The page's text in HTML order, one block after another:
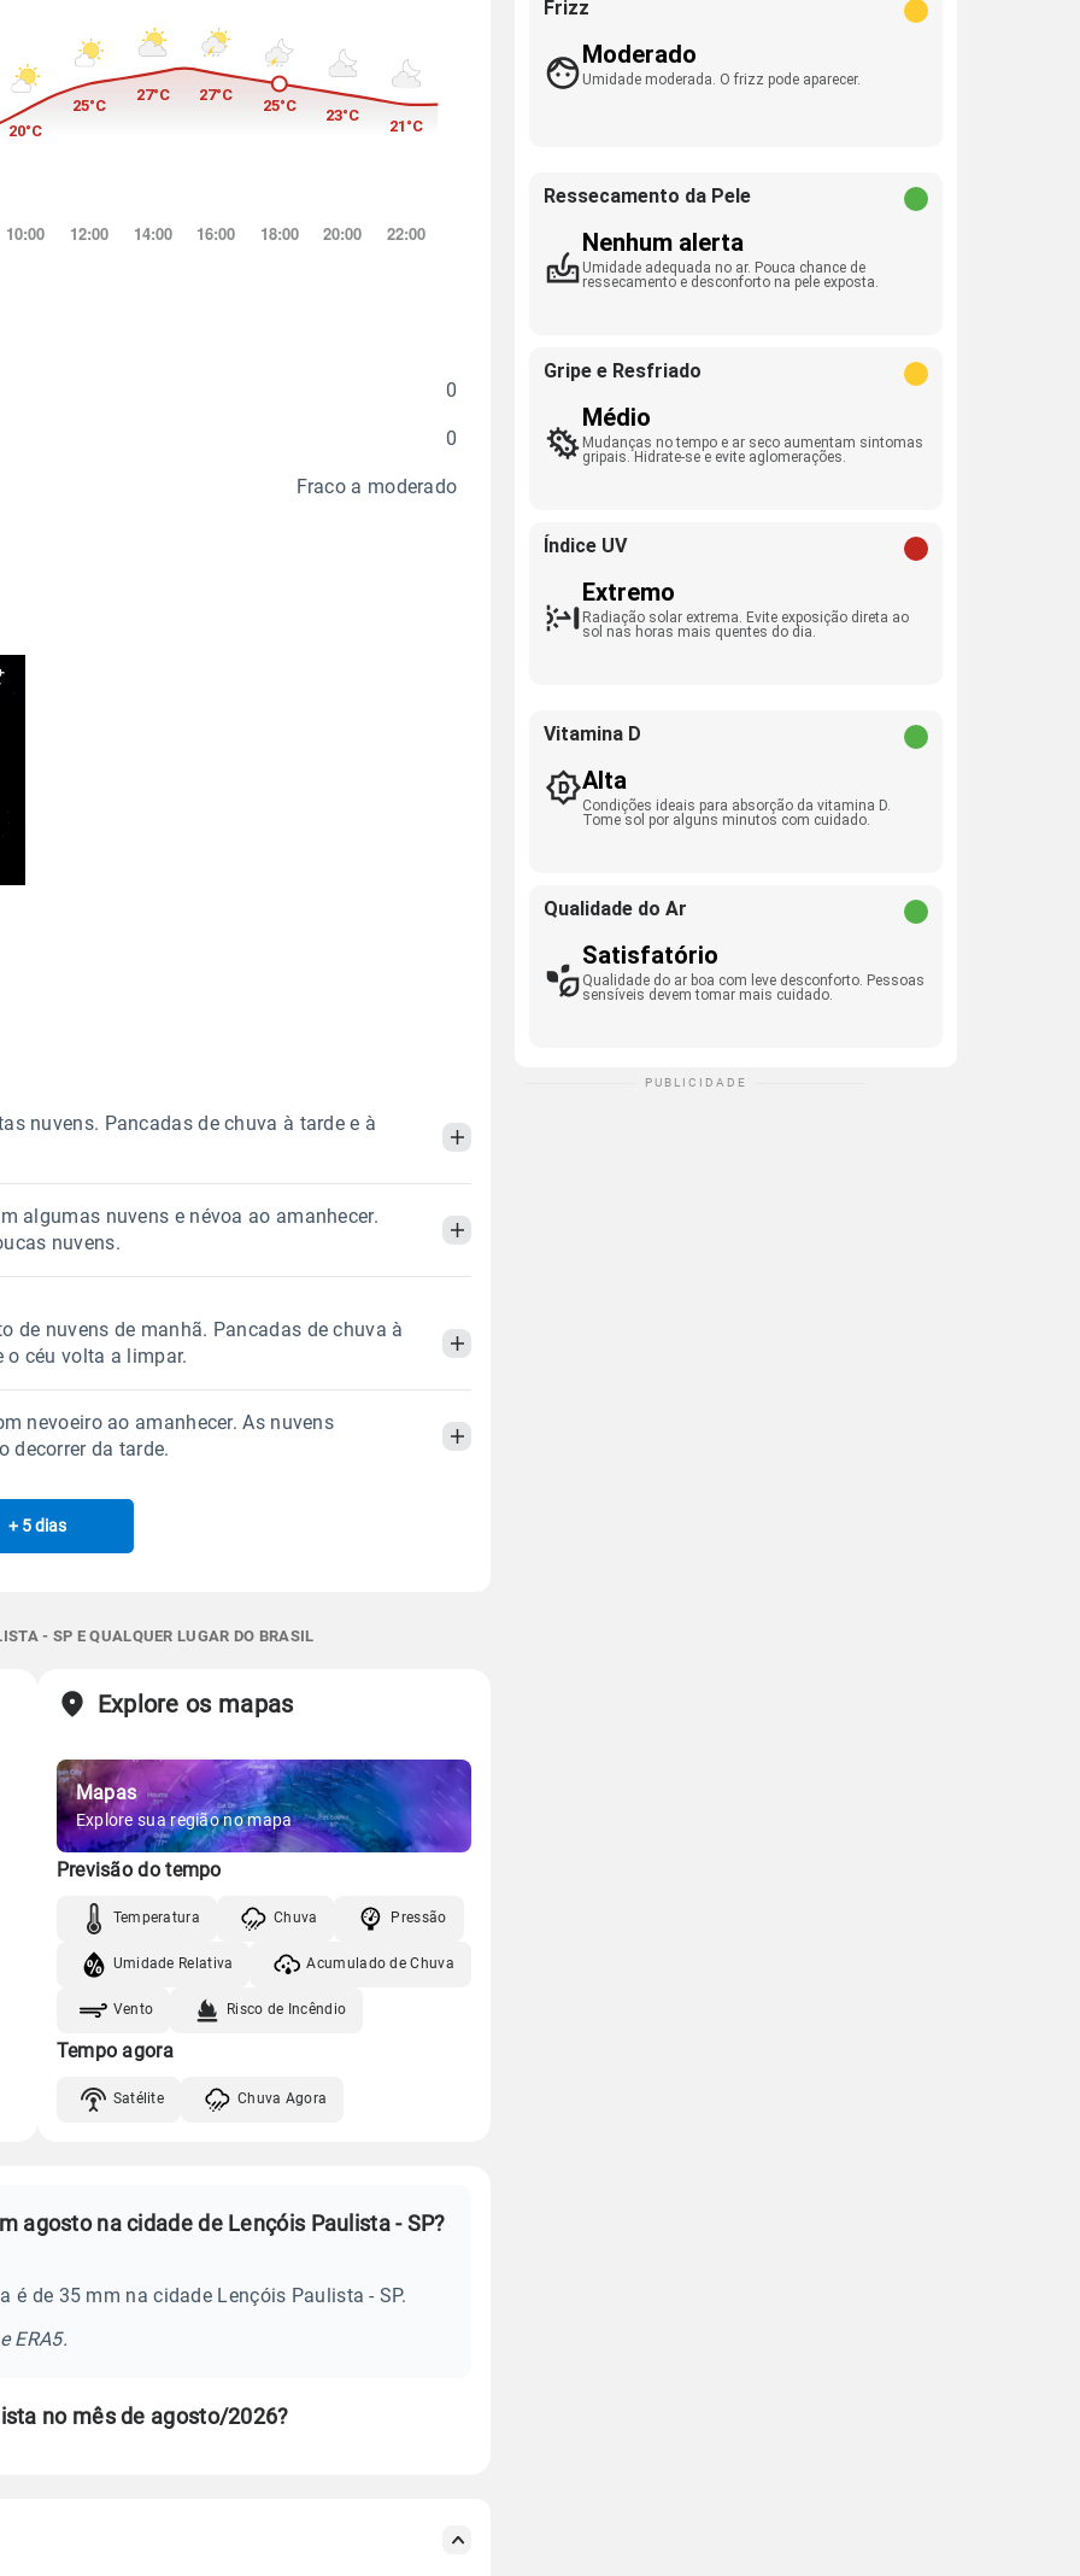
0
0
Fraco a moderado
nuvens. Pancadas de chuva à tarde e à
0.9mm
58% de chance
06:46h às 17:56h
Minguante
algumas nuvens e névoa ao amanhecer.
nuvens.
Tarde Noite
Chuva
1.6mm
57% de chance
Umidade do ar
06:45h às 17:56h
de nuvens de manhã. Pancadas de chuva à
o céu volta a limpar.
Manhã Noite
Chuva
06:44h às 17:57h
Minguante
Vento Umidade
nevoeiro ao amanhecer. As nuvens
decorrer da tarde.
ManhãTarde
0.0mm
62%95%
06:44h às 17:57h
Minguante
Gráfico
Vento Umidade
+ 5 dias
- SP E QUALQUER LUGAR DO BRASIL
Explore os mapas
Mapas
Explore sua região no mapa
Previsão do tempo
Temperatura Chuva Pressão
Umidade Relativa Acumulado de Chuva
Vento Risco de Incêndio
Tempo agora
Satélite Chuva Agora
agosto na cidade de Lençóis Paulista - SP?
é de 35 mm na cidade Lençóis Paulista - SP.
ERA5.
no mês de agosto/2026?
Frizz
Moderado
Umidade moderada. O frizz pode aparecer.
Ressecamento da Pele
Nenhum alerta
Umidade adequada no ar. Pouca chance de
ressecamento e desconforto na pele exposta.
Gripe e Resfriado
Médio
Mudanças no tempo e ar seco aumentam sintomas
gripais. Hidrate-se e evite aglomerações.
Índice UV
Extremo
Radiação solar extrema. Evite exposição direta ao
sol nas horas mais quentes do dia.
Vitamina D
Alta
Condições ideais para absorção da vitamina D.
Tome sol por alguns minutos com cuidado.
Qualidade do Ar
Satisfatório
Qualidade do ar boa com leve desconforto. Pessoas
sensíveis devem tomar mais cuidado.